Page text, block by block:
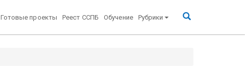
Готовые проекты Реест ССПБ Обучение Рубрики